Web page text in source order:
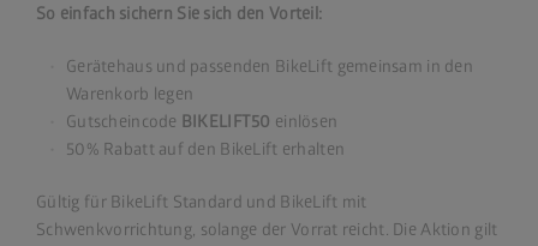
So einfach sichern Sie sich den Vorteil:
Gerätehaus und passenden BikeLift gemeinsam in den
Warenkorb legen
Gutscheincode BIKELIFT50 einlösen
50% Rabatt auf den BikeLift erhalten
Gültig für BikeLift Standard und BikeLift mit
Schwenkvorrichtung, solange der Vorrat reicht. Die Aktion gilt